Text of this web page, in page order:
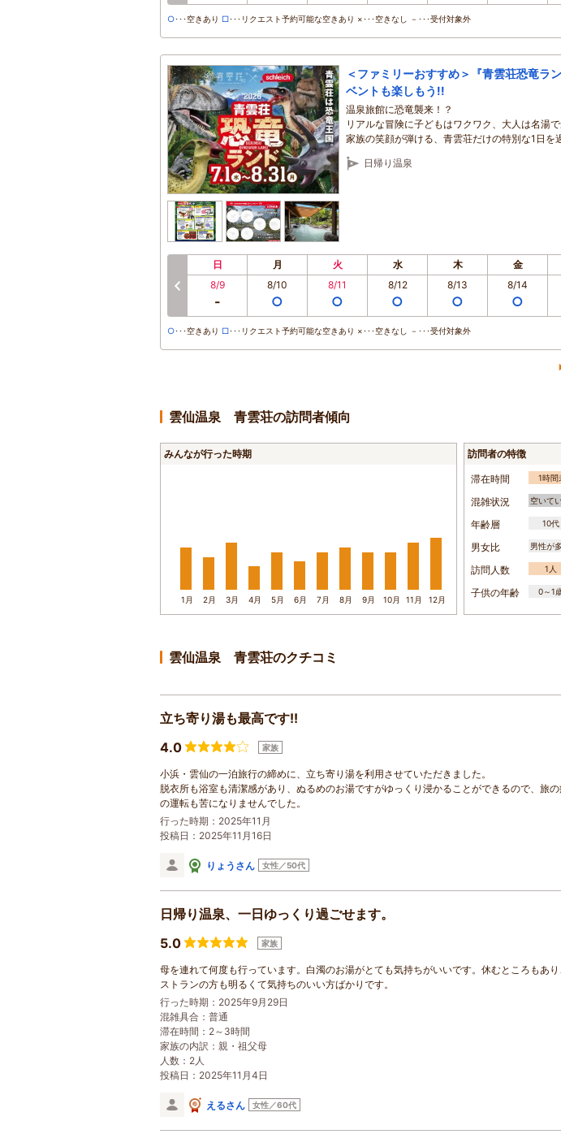
○･･･空きあり □･･･リクエスト予約可能な空きあり ×･･･空きなし －･･･受付対象外
＜ファミリーおすすめ＞『青雲荘恐竜ラ
ベントも楽しもう!!
温泉旅館に恐竜襲来！？
リアルな冒険に子どもはワクワク、大人は名湯で
家族の笑顔が弾ける、青雲荘だけの特別な1日を
日帰り温泉
日 月 火 水 木 金
8/9
-
8/10
○
8/11
○
8/12
○
8/13
○
8/14
○
○･･･空きあり □･･･リクエスト予約可能な空きあり ×･･･空きなし －･･･受付対象外
雲仙温泉 青雲荘の訪問者傾向
みんなが行った時期
1月 2月 3月 4月 5月 6月 7月 8月 9月 10月 11月 12月
訪問者の特徴
滞在時間 1時間
混雑状況 空いて
年齢層 10代
男女比 男性が
訪問人数 1人
子供の年齢 0～1
雲仙温泉 青雲荘のクチコミ
立ち寄り湯も最高です!!
4.0
家族
小浜・雲仙の一泊旅行の締めに、立ち寄り湯を利用させていただきました。
脱衣所も浴室も清潔感があり、ぬるめのお湯ですがゆっくり浸かることができるので、旅
の運転も苦になりませんでした。
行った時期：2025年11月
投稿日：2025年11月16日
りょうさん 女性／50代
日帰り温泉、一日ゆっくり過ごせます。
5.0
家族
母を連れて何度も行っています。白濁のお湯がとても気持ちがいいです。休むところもあ
ストランの方も明るくて気持ちのいい方ばかりです。
行った時期：2025年9月29日
混雑具合：普通
滞在時間：2～3時間
家族の内訳： 親・祖父母
人数：2人
投稿日：2025年11月4日
えるさん 女性／60代